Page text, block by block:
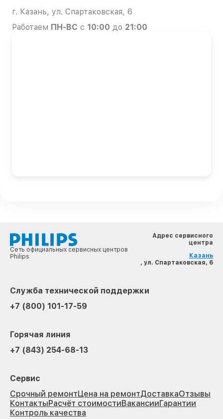
г. Казань, ул. Спартаковская, 6
Работаем ПН-ВС с 10:00 до 21:00
Сеть официальных сервисных центров
Philips
Адрес сервисного
центра
Казань
, ул. Спартаковская, 6
Служба технической поддержки
+7 (800) 101-17-59
Горячая линия
+7 (843) 254-68-13
Сервис
Срочный ремонтЦена на ремонтДоставкаОтзывы
КонтактыРасчёт стоимостиВакансииГарантии
Контроль качества